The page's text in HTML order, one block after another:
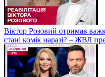
Віктор Розовий отримав
стані комік наразі? – ЖВЛ